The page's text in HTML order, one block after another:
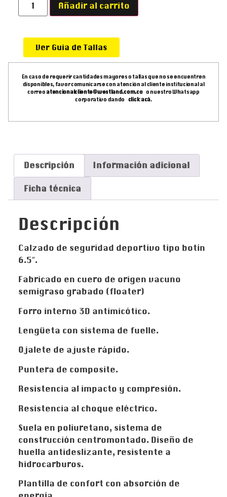
Añadir al carrito
Ver Guia de Tallas
En caso de requerir cantidades mayores o tallas que no se encuentren
disponibles, favor comunicarse con atención al cliente institucional al
correoatencionalcliente@westland.com.coo nuestro Whatsapp
corporativo dando click acá.
Descripción Información adicional
Ficha técnica
Descripción
Calzado de seguridad deportivo tipo botín
6.5″.
Fabricado en cuero de origen vacuno
semigraso grabado (floater)
Forro interno 3D antimicótico.
Lengüeta con sistema de fuelle.
Ojalete de ajuste rápido.
Puntera de composite.
Resistencia al impacto y compresión.
Resistencia al choque eléctrico.
Suela en poliuretano, sistema de
construcción centromontado. Diseño de
huella antideslizante, resistente a
hidrocarburos.
Plantilla de confort con absorción de